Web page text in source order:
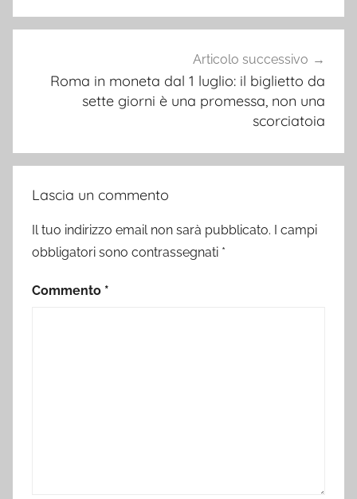
Articolo successivo
Roma in moneta dal 1 luglio: il biglietto da
sette giorni è una promessa, non una
scorciatoia
Lascia un commento
Il tuo indirizzo email non sarà pubblicato. I campi
obbligatori sono contrassegnati *
Commento *